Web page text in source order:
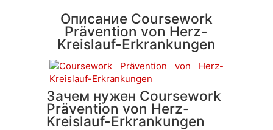
Описание Coursework
Prävention von Herz-
Kreislauf-Erkrankungen
Зачем нужен Coursework
Prävention von Herz-
Kreislauf-Erkrankungen